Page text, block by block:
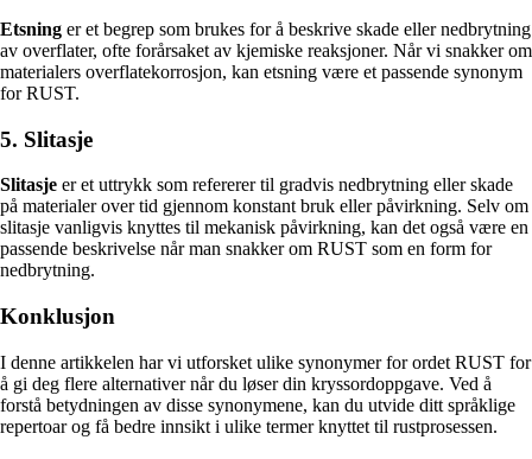
Etsning er et begrep som brukes for å beskrive skade eller nedbrytning
av overflater, ofte forårsaket av kjemiske reaksjoner. Når vi snakker om
materialers overflatekorrosjon, kan etsning være et passende synonym
for RUST.
5. Slitasje
Slitasje er et uttrykk som refererer til gradvis nedbrytning eller skade
på materialer over tid gjennom konstant bruk eller påvirkning. Selv om
slitasje vanligvis knyttes til mekanisk påvirkning, kan det også være en
passende beskrivelse når man snakker om RUST som en form for
nedbrytning.
Konklusjon
I denne artikkelen har vi utforsket ulike synonymer for ordet RUST for
å gi deg flere alternativer når du løser din kryssordoppgave. Ved å
forstå betydningen av disse synonymene, kan du utvide ditt språklige
repertoar og få bedre innsikt i ulike termer knyttet til rustprosessen.